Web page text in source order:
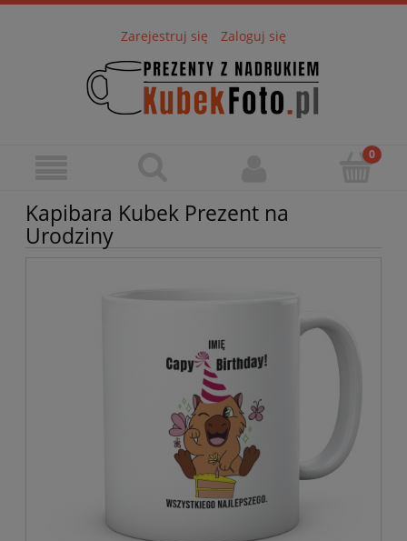
Zarejestruj się Zaloguj się
Kapibara Kubek Prezent na
Urodziny